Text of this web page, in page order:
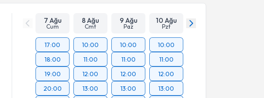
7 Ağu
Cum
8 Ağu
Cmt
9 Ağu
Paz
10 Ağu
Pzt
17:00
18:00
19:00
20:00
10:00
11:00
12:00
13:00
10:00
11:00
12:00
13:00
10:00
11:00
12:00
13:00